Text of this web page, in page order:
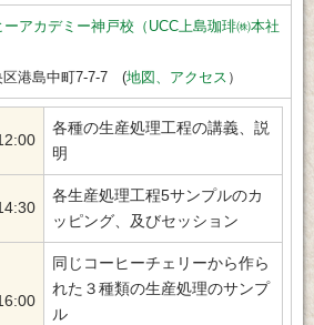
ーアカデミー神戸校（UCC上島珈琲㈱本社
区港島中町7-7-7 (地図、アクセス ）
各種の生産処理工程の講義、説
明
各生産処理工程5サンプルのカ
ッピング、及びセッション
同じコーヒーチェリーから作ら
れた３種類の生産処理のサンプ
ル